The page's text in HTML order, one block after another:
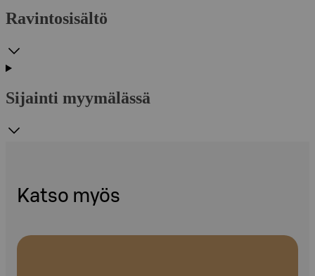
Ravintosisältö
Sijainti myymälässä
Katso myös